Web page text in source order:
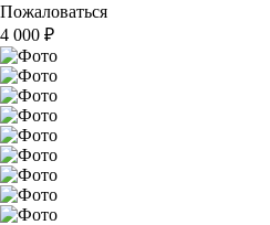
Пожаловаться
4 000 ₽